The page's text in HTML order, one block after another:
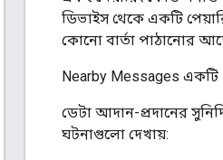
ডিভাইস থেকে একটি
কোনো বার্তা পাঠানোর
Nearby Messages একটি
ডেটা আদান-প্রদানের
ঘটনাগুলো দেখায়: